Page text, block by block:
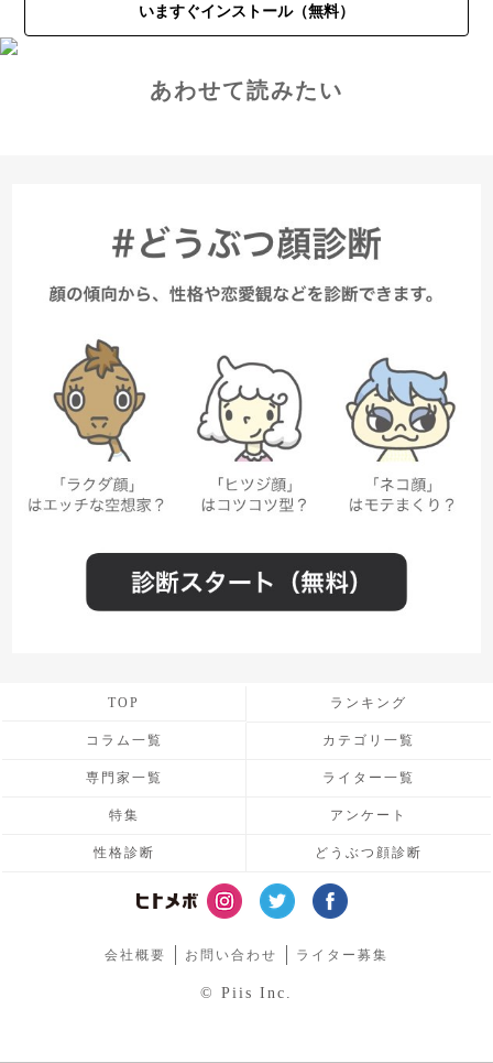
いますぐインストール（無料）
あわせて読みたい
TOP ランキング
コラム一覧 カテゴリ一覧
専門家一覧 ライター一覧
特集 アンケート
性格診断 どうぶつ顔診断
会社概要 お問い合わせ ライター募集
© Piis Inc.